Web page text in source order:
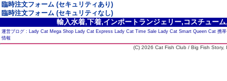
臨時注文フォーム (セキュリティあり)
臨時注文フォーム (セキュリティなし)
輸入水着,下着,インポートランジェリー,コスチュー
運営ブログ : Lady Cat Mega Shop Lady Cat Express Lady Cat Time Sale Lady Cat Smart Queen Cat 携
情報
(C) 2026 Cat Fish Club / Big Fish Story,